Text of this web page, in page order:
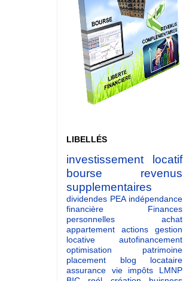
LIBELLÉS
investissement locatif
bourse
revenus
supplementaires
dividendes PEA indépendance
financière
Finances
personnelles
achat
appartement
actions
gestion
locative
autofinancement
optimisation patrimoine
placement
blog
locataire
assurance vie
impôts
LMNP